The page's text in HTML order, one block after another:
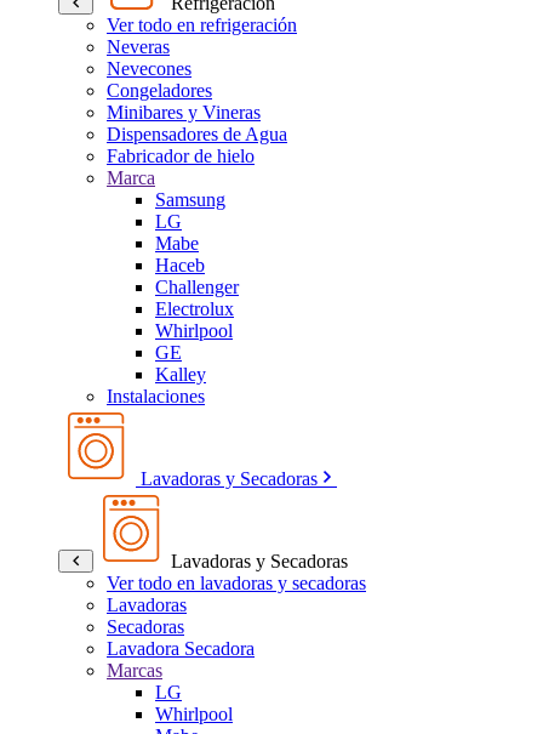
Ver todo en refrigeración
Neveras
Nevecones
Congeladores
Minibares y Vineras
Dispensadores de Agua
Fabricador de hielo
Marca
Samsung
LG
Mabe
Haceb
Challenger
Electrolux
Whirlpool
GE
Kalley
Instalaciones
Lavadoras y Secadoras
Lavadoras y Secadoras
Ver todo en lavadoras y secadoras
Lavadoras
Secadoras
Lavadora Secadora
Marcas
LG
Whirlpool